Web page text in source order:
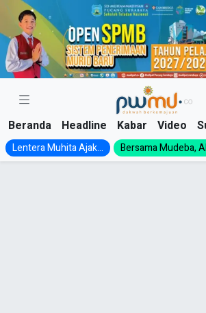
Skip
content
Beranda Headline Kabar Video
Lentera Muhita Ajak... Bersama Mudeba,